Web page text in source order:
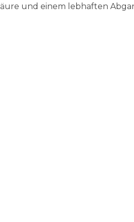
und einem lebhaften